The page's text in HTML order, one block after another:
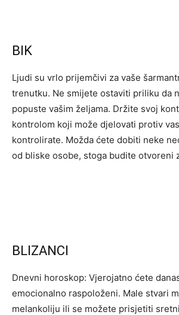
BIK
Ljudi su vrlo prijemčivi za vaše
trenutku. Ne smijete ostaviti priliku da
popuste vašim željama. Držite svoj
kontrolom koji može djelovati protiv
kontrolirate. Možda ćete dobiti neke
od bliske osobe, stoga budite otvoreni
BLIZANCI
Dnevni horoskop: Vjerojatno ćete
emocionalno raspoloženi. Male stvari
melankoliju ili se možete prisjetiti